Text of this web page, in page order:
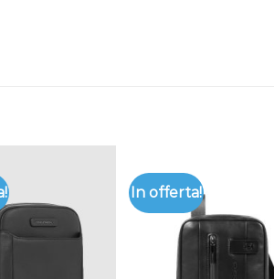
In offerta!